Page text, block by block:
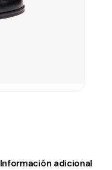
Información adicional